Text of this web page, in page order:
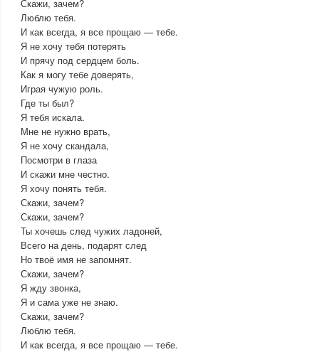
Скажи, зачем?
Люблю тебя.
И как всегда, я все прощаю — тебе.
Я не хочу тебя потерять
И прячу под сердцем боль.
Как я могу тебе доверять,
Играя чужую роль.
Где ты был?
Я тебя искала.
Мне не нужно врать,
Я не хочу скандала,
Посмотри в глаза
И скажи мне честно.
Я хочу понять тебя.
Скажи, зачем?
Скажи, зачем?
Ты хочешь след чужих ладоней,
Всего на день, подарят след
Но твоё имя не запомнят.
Скажи, зачем?
Я жду звонка,
Я и сама уже не знаю.
Скажи, зачем?
Люблю тебя.
И как всегда, я все прощаю — тебе.